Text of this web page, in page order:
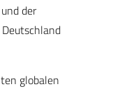
der
globalen